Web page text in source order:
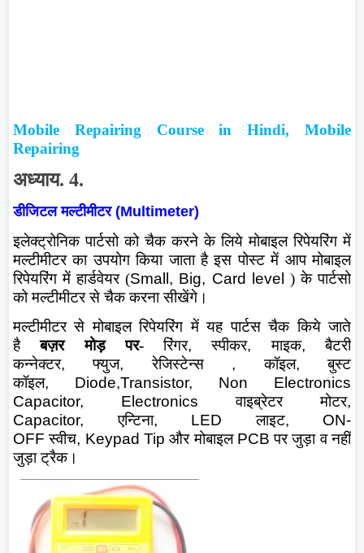
Mobile Repairing Course in Hindi, Mobile
Repairing
अध्याय. 4.
डीजिटल मल्टीमीटर (Multimeter)
इलेक्ट्रोनिक पार्टसो को चैक करने के लिये मोबाइल रिपेयरिंग में
मल्टीमीटर का उपयोग किया जाता है इस पोस्ट में आप मोबाइल
रिपेयरिंग में हार्डवेयर (Small, Big, Card level ) के पार्टसो
को मल्टीमीटर से चैक करना सीखेंगे।
मल्टीमीटर से मोबाइल रिपेयरिंग में यह पार्टस चैक किये जाते
है
बज़र मोड़ पर- रिंगर, स्पीकर, माइक,
बैटरी
कन्नेक्टर, फ्युज, रेजिस्टेन्स , कॉइल,
बुस्ट
कॉइल, Diode,Transistor, Non Electronics
Capacitor, Electronics
वाइब्रेटर मोटर,
Capacitor,
एन्टिना, LED लाइट,
ON-
OFF स्वीच, Keypad Tip और मोबाइल PCB पर जुड़ा व नहीं
जुड़ा ट्रैक।